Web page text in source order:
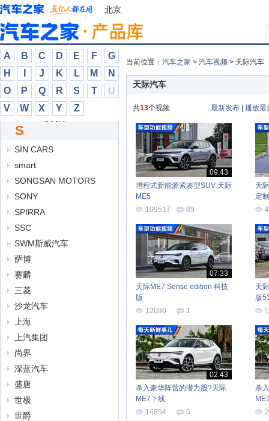
北京
A B C D E F
G
H
J K L M
N
O
P Q R S T
U
V
W X Y Z
如虎
瑞驰汽车
瑞麒
睿蓝汽车
S
Scion
SERES赛力斯
SHELBY
SIN CARS
smart
SONGSAN MOTORS
SONY
SPIRRA
SSC
SWM斯威汽车
萨博
赛麟
三菱
沙龙汽车
上海
上汽集团
尚界
深蓝汽车
盛唐
世极
世爵
S
当前位置： 汽车之家 > 汽车视频 > 天际汽车
天际汽车
共13个视频 最新发布 播放最
09:43
增程式新能源紧凑型SUV 天际
ME5
109517
89
天
定
07:33
天际ME7 Sense edition 科技
版
12090
1
天
版
02:43
杀入豪华阵营的潜力股?天际
ME7下线
14854
5
杀